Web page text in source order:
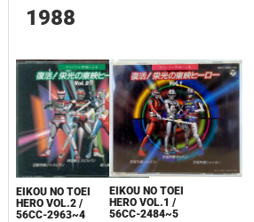
1988
EIKOU NO TOEI
HERO VOL.2 /
56CC-2963~4
EIKOU NO TOEI
HERO VOL.1 /
56CC-2484~5